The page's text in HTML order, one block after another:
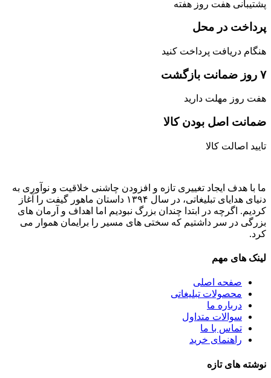
پشتیبانی هفت روز هفته
پرداخت در محل
هنگام دریافت پرداخت کنید
۷ روز ضمانت بازگشت
هفت روز مهلت دارید
ضمانت اصل‌ بودن کالا
تایید اصالت کالا
ما با هدف ایجاد تغییری تازه و افزودن چاشنی خلاقیت و نوآوری به
دنیای هدایای تبلیغاتی، در سال ۱۳۹۴ داستان ماهور گیفت را آغاز
کردیم. اگرچه در ابتدا چندان بزرگ نبودیم اما اهداف و آرمان های
بزرگی در سر داشتیم که سختی های مسیر را برایمان هموار می
کرد.
لینک های مهم
صفحه اصلی
محصولات تبلیغاتی
درباره ما
سوالات متداول
تماس با ما
راهنمای خرید
نوشته های تازه